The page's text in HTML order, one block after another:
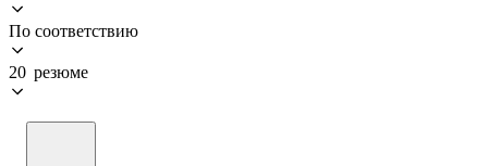
По соответствию
20 резюме